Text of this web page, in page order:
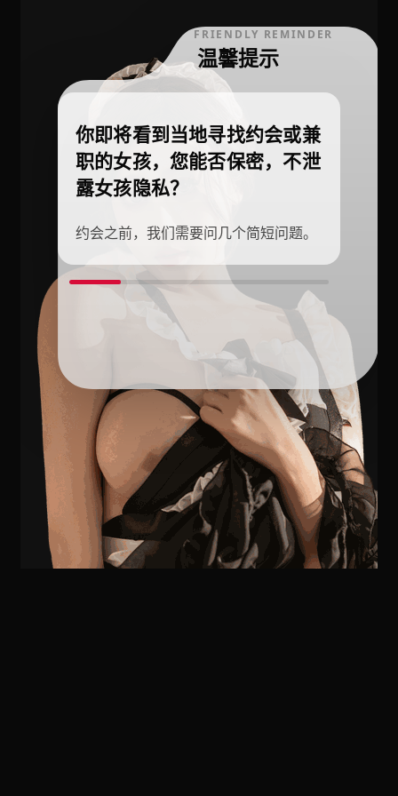
FRIENDLY REMINDER
温馨提示
你即将看到当地寻找约会或兼
职的女孩，您能否保密，不泄
露女孩隐私？
约会之前，我们需要问几个简短问题。